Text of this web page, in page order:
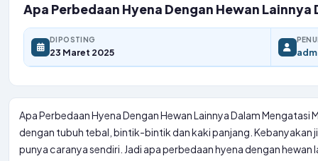
Apa Perbedaan Hyena Dengan Hewan
DIPOSTING
23 Maret 2025
Apa Perbedaan Hyena Dengan Hewan Lainnya Dalam
dengan tubuh tebal, bintik-bintik dan kaki panjang. Kebanyakan
punya caranya sendiri. Jadi apa perbedaan hyena dengan hewan